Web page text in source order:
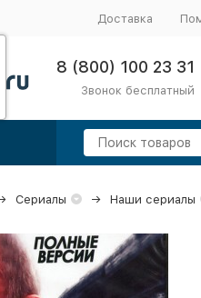
Доставка
8 (800) 100 23 31
Звонок бесплатный
Сериалы Наши сериалы